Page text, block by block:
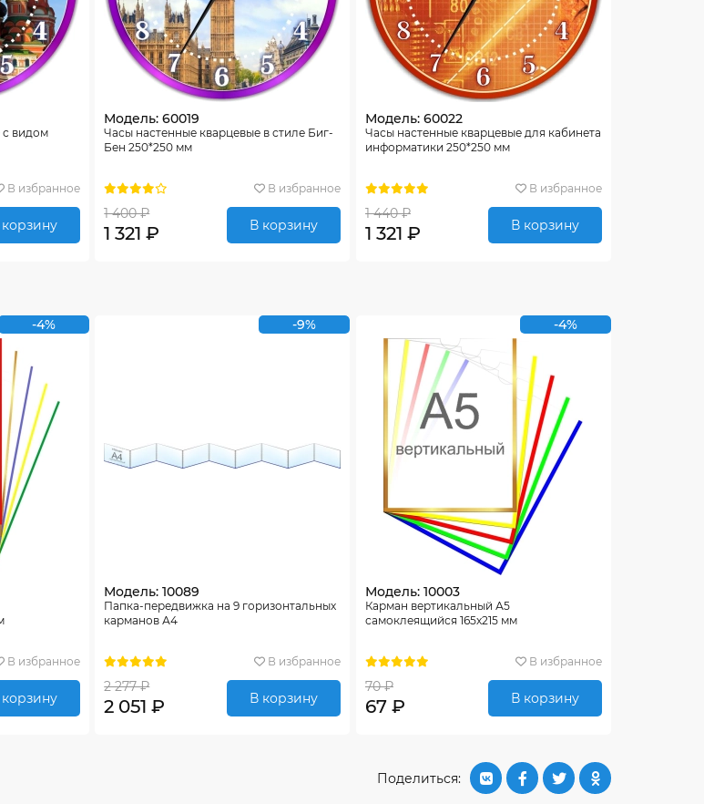
с видом
В избранное
Модель: 60019
Часы настенные кварцевые в стиле Биг-
Бен 250*250 мм
В избранное
1 400 ₽
1 321 ₽ В корзину
Модель: 60022
Часы настенные кварцевые для кабинета
информатики 250*250 мм
В избранное
1 440 ₽
1 321 ₽ В корзину
-4%
В избранное
-9%
Модель: 10089
Папка-передвижка на 9 горизонтальных
карманов А4
В избранное
2 277 ₽
2 051 ₽ В корзину
-4%
Модель: 10003
Карман вертикальный А5
самоклеящийся 165х215 мм
В избранное
70 ₽
67 ₽ В корзину
Поделиться: